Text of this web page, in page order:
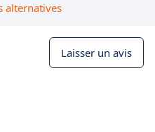
alternatives
Laisser un avis